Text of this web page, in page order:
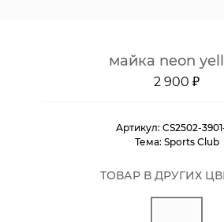
майка neon
2 900 ₽
Артикул: CS2502-
Тема: Sports Club
ТОВАР В ДРУГИХ